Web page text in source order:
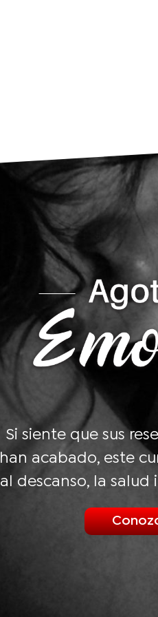
Si siente que sus
han acabado, este
al descanso, la salud